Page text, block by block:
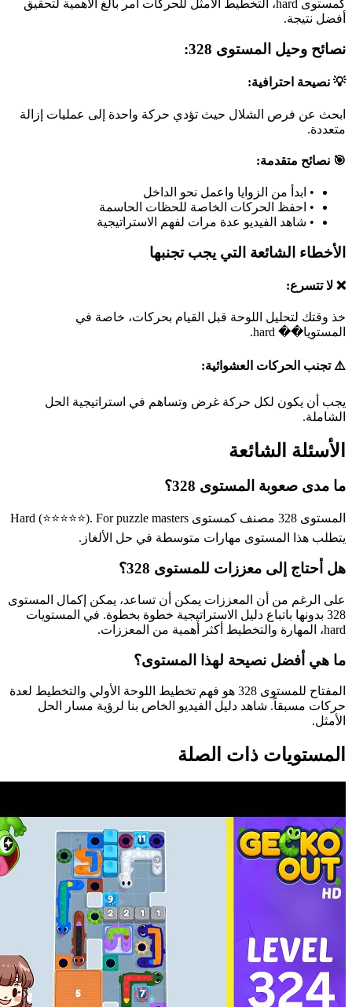
كمستوى hard، التخطيط الأمثل للحركات أمر بالغ الأهمية لتحقيق
أفضل نتيجة.
نصائح وحيل المستوى 328:
💡 نصيحة احترافية:
ابحث عن فرص الشلال حيث تؤدي حركة واحدة إلى عمليات إزالة
متعددة.
🎯 نصائح متقدمة:
• ابدأ من الزوايا واعمل نحو الداخل
• احفظ الحركات الخاصة للحظات الحاسمة
• شاهد الفيديو عدة مرات لفهم الاستراتيجية
الأخطاء الشائعة التي يجب تجنبها
❌ لا تتسرع:
خذ وقتك لتحليل اللوحة قبل القيام بحركات، خاصة في
المستويا�� hard.
⚠️ تجنب الحركات العشوائية:
يجب أن يكون لكل حركة غرض وتساهم في استراتيجية الحل
الشاملة.
الأسئلة الشائعة
ما مدى صعوبة المستوى 328؟
المستوى 328 مصنف كمستوى Hard (⭐⭐⭐⭐⭐). For puzzle masters
يتطلب هذا المستوى مهارات متوسطة في حل الألغاز.
هل أحتاج إلى معززات للمستوى 328؟
على الرغم من أن المعززات يمكن أن تساعد، يمكن إكمال المستوى
328 بدونها باتباع دليل الاستراتيجية خطوة بخطوة. في المستويات
hard، المهارة والتخطيط أكثر أهمية من المعززات.
ما هي أفضل نصيحة لهذا المستوى؟
المفتاح للمستوى 328 هو فهم تخطيط اللوحة الأولي والتخطيط لعدة
حركات مسبقاً. شاهد دليل الفيديو الخاص بنا لرؤية مسار الحل
الأمثل.
المستويات ذات الصلة